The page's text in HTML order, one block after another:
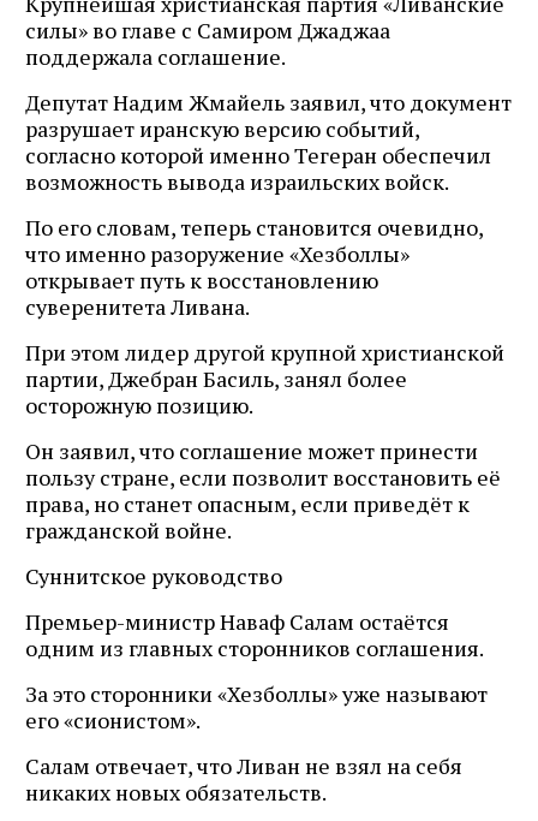
силы» во главе с Самиром Джаджаа
поддержала соглашение.
Депутат Надим Жмайель заявил, что документ
разрушает иранскую версию событий,
согласно которой именно Тегеран обеспечил
возможность вывода израильских войск.
По его словам, теперь становится очевидно,
что именно разоружение «Хезболлы»
открывает путь к восстановлению
суверенитета Ливана.
При этом лидер другой крупной христианской
партии, Джебран Басиль, занял более
осторожную позицию.
Он заявил, что соглашение может принести
пользу стране, если позволит восстановить её
права, но станет опасным, если приведёт к
гражданской войне.
Суннитское руководство
Премьер-министр Наваф Салам остаётся
одним из главных сторонников соглашения.
За это сторонники «Хезболлы» уже называют
его «сионистом».
Салам отвечает, что Ливан не взял на себя
никаких новых обязательств.